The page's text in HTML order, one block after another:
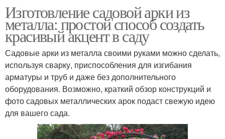
Изготовление садовой арки из
металла: простой способ создать
красивый акцент в саду
Садовые арки из металла своими руками можно сделать,
используя сварку, приспособления для изгибания
арматуры и труб и даже без дополнительного
оборудования. Возможно, краткий обзор конструкций и
фото садовых металлических арок подаст свежую идею
для вашего сада.